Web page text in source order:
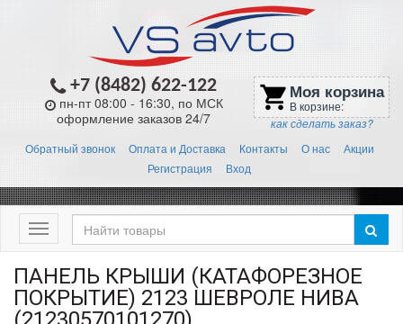
+7 (8482) 622-122
пн-пт 08:00 - 16:30, по МСК
оформление заказов 24/7
shopping_cart Моя корзина
В корзине:
как сделать заказ?
Обратный звонок Оплата и Доставка Контакты О нас
Акции
Регистрация
Вход
Меню
ПАНЕЛЬ КРЫШИ (КАТАФОРЕЗНОЕ
ПОКРЫТИЕ) 2123 ШЕВРОЛЕ НИВА